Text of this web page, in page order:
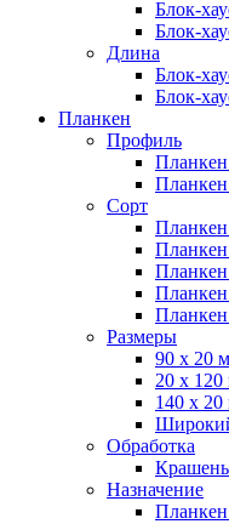
Блок-
Блок-
Длина
Блок-
Блок-
Планкен
Профиль
Сорт
Планкен
Планкен
Размеры
90 х 20
20 х
140 х
Обработка
Назначение